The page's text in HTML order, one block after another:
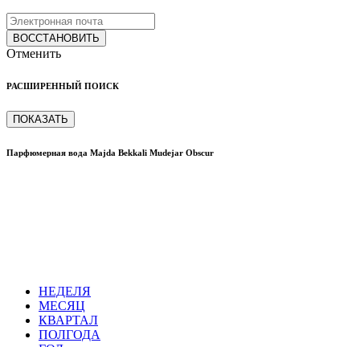
ВОССТАНОВИТЬ
Отменить
РАСШИРЕННЫЙ ПОИСК
ПОКАЗАТЬ
Парфюмерная вода Majda Bekkali Mudejar Obscur
НЕДЕЛЯ
МЕСЯЦ
КВАРТАЛ
ПОЛГОДА